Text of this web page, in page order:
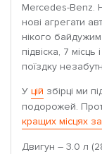
Mercedes-Benz.
нові агрегати
нікого
підвіска, 7
поїздку
У цій збірці ми
подорожей.
кращих місцях
Двигун – 3.0 л